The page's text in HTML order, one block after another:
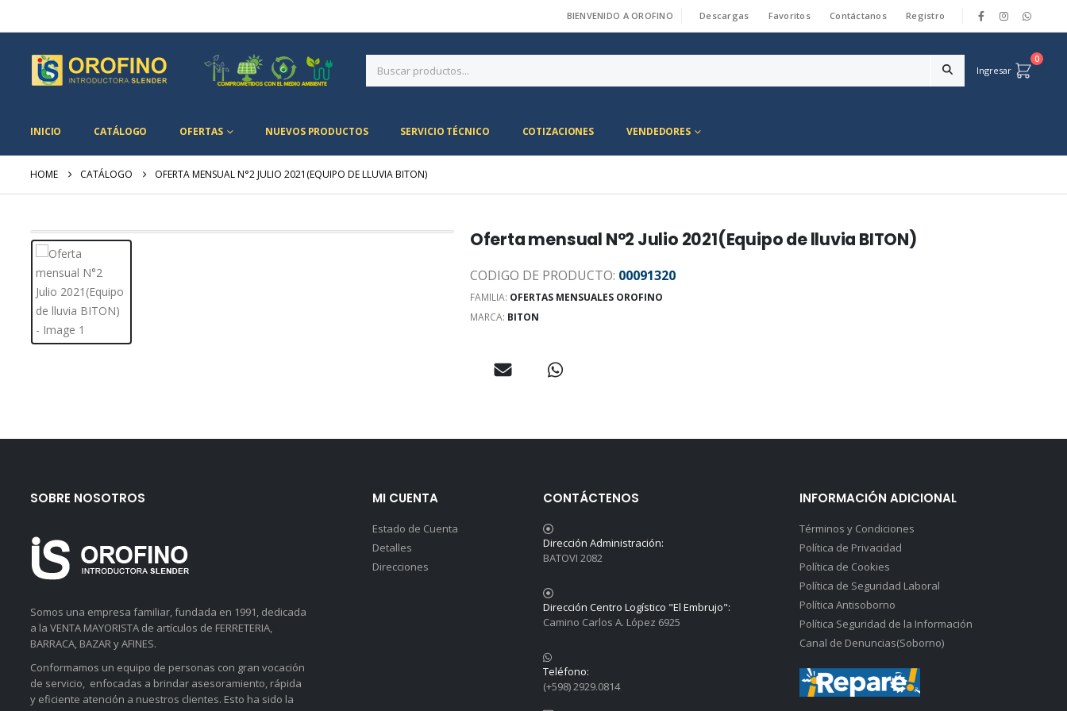
BIENVENIDO A OROFINO Descargas Favoritos Contáctanos Registro
Ingresar
0
INICIO CATÁLOGO OFERTAS NUEVOS PRODUCTOS SERVICIO TÉCNICO COTIZACIONES VENDEDORES
HOME CATÁLOGO OFERTA MENSUAL N°2 JULIO 2021(EQUIPO DE LLUVIA BITON)
Oferta mensual N°2 Julio 2021(Equipo de lluvia BITON)
CODIGO DE PRODUCTO: 00091320
FAMILIA: OFERTAS MENSUALES OROFINO
MARCA: BITON
SOBRE NOSOTROS
Somos una empresa familiar, fundada en 1991, dedicada
a la VENTA MAYORISTA de artículos de FERRETERIA,
BARRACA, BAZAR y AFINES.
Conformamos un equipo de personas con gran vocación
de servicio, enfocadas a brindar asesoramiento, rápida
y eficiente atención a nuestros clientes. Esto ha sido la
MI CUENTA
Estado de Cuenta
Detalles
Direcciones
CONTÁCTENOS
Dirección Administración:
BATOVI 2082
Dirección Centro Logístico "El Embrujo":
Camino Carlos A. López 6925
Teléfono:
(+598) 2929.0814
INFORMACIÓN ADICIONAL
Términos y Condiciones
Política de Privacidad
Política de Cookies
Política de Seguridad Laboral
Política Antisoborno
Política Seguridad de la Información
Canal de Denuncias(Soborno)